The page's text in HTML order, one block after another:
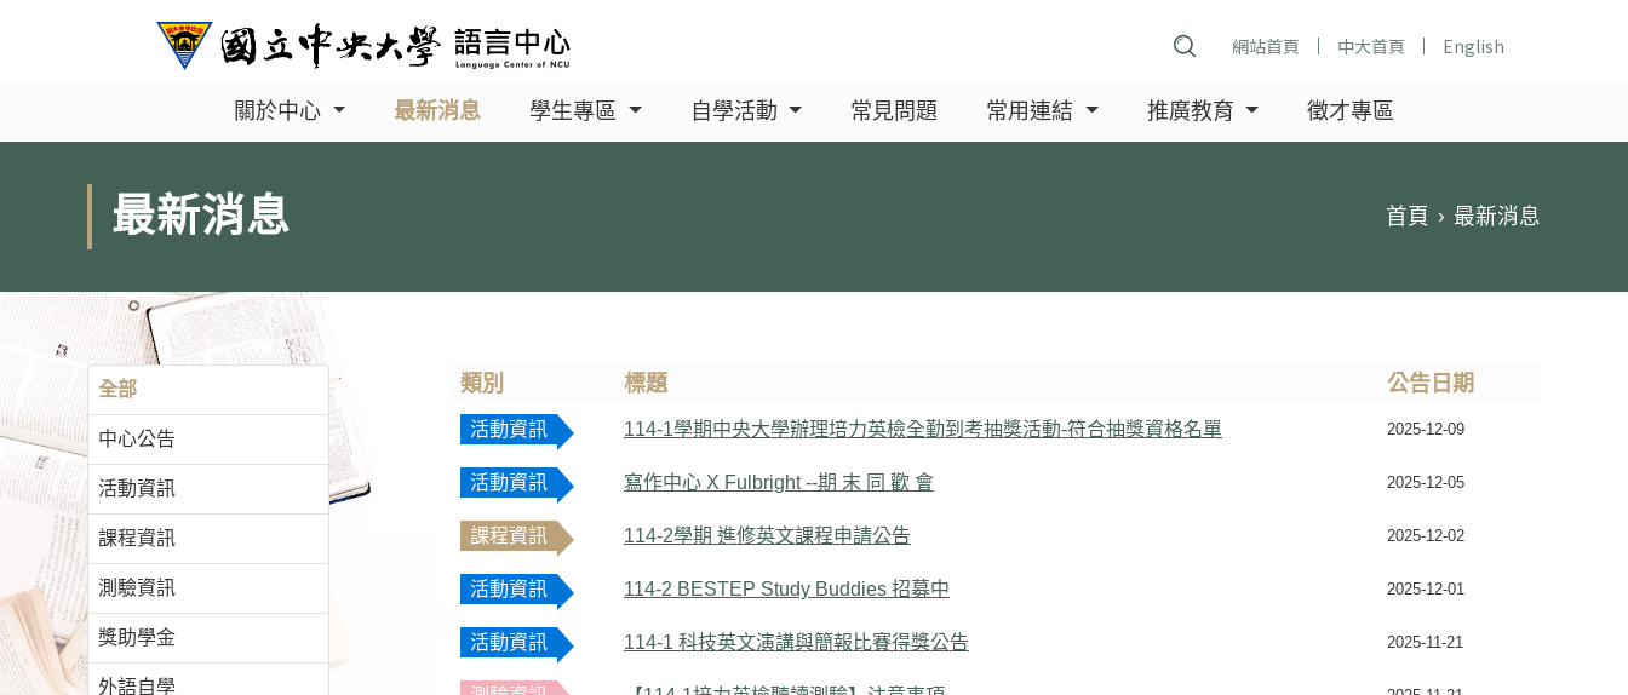
網站首頁 中大首頁 English
關於中心 最新消息 學生專區 自學活動 常見問題 常用連結 推廣教育 徵才專區
最新消息 首頁 最新消息
全部
中心公告
活動資訊
課程資訊
測驗資訊
獎助學金
外語自學
類別 標題 公告日期
活動資訊 114-1學期中央大學辦理培力英檢全勤到考抽獎活動-符合抽獎資格名單 2025-12-09
活動資訊 寫作中心 X Fulbright --期 末 同 歡 會 2025-12-05
課程資訊 114-2學期 進修英文課程申請公告 2025-12-02
活動資訊 114-2 BESTEP Study Buddies 招募中 2025-12-01
活動資訊 114-1 科技英文演講與簡報比賽得獎公告 2025-11-21